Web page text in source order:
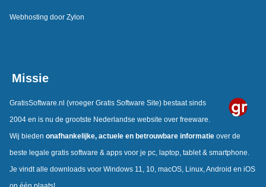
Webhosting door Zylon
Missie
GratisSoftware.nl (vroeger Gratis Software Site) bestaat sinds
2004 en is nu de grootste Nederlandse website over freeware.
Wij bieden onafhankelijke, actuele en betrouwbare informatieover de
beste legale gratis software & apps voor je pc, laptop, tablet & smartphone.
Je vindt alle downloads voor Windows 11, 10, macOS, Linux, Android en iOS